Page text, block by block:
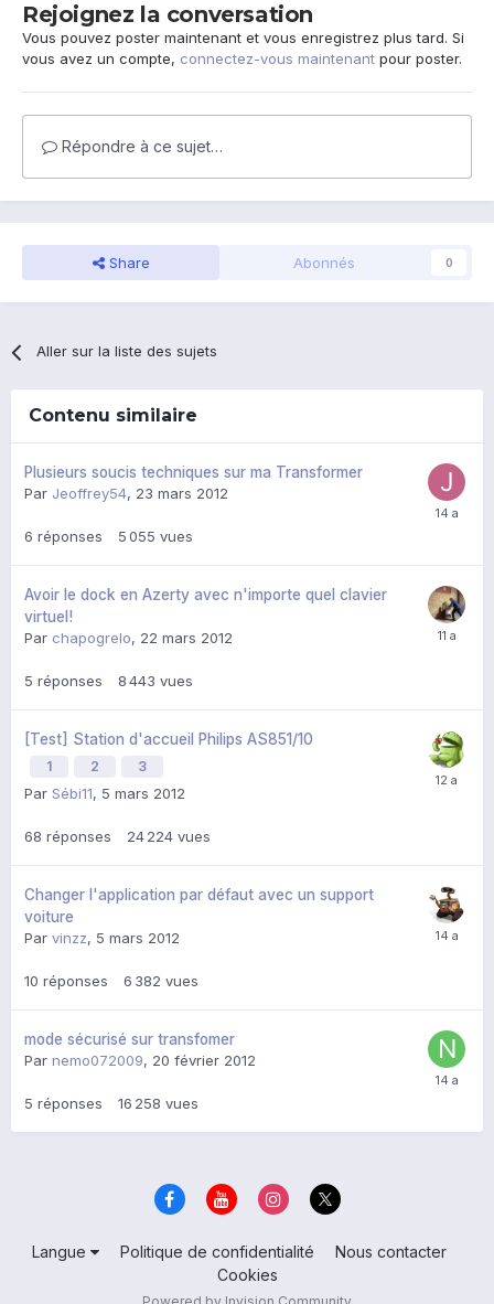
Rejoignez la conversation
Vous pouvez poster maintenant et vous enregistrez plus tard. Si
vous avez un compte, connectez-vous maintenant pour poster.
Répondre à ce sujet…
Share Abonnés 0
Aller sur la liste des sujets
Contenu similaire
Plusieurs soucis techniques sur ma Transformer
Par Jeoffrey54, 23 mars 2012
6 réponses 5 055 vues
Avoir le dock en Azerty avec n'importe quel clavier
virtuel!
Par chapogrelo, 22 mars 2012
5 réponses 8 443 vues
[Test] Station d'accueil Philips AS851/10
1 2 3
Par Sébi11, 5 mars 2012
68 réponses 24 224 vues
Changer l'application par défaut avec un support
voiture
Par vinzz, 5 mars 2012
10 réponses 6 382 vues
mode sécurisé sur transfomer
Par nemo072009, 20 février 2012
5 réponses 16 258 vues
Langue Politique de confidentialité
Nous contacter
Cookies